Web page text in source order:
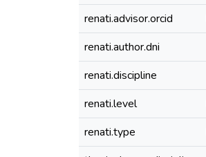
renati.advisor.orcid
renati.author.dni
renati.discipline
renati.level
renati.type